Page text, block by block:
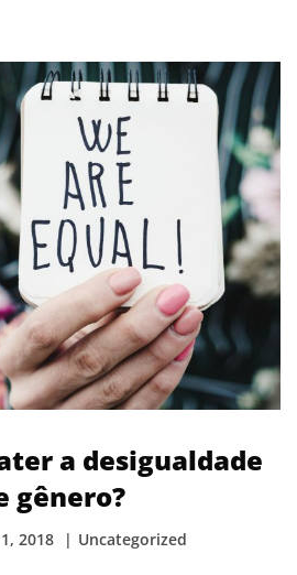
a desigualdade
gênero?
2018 Uncategorized